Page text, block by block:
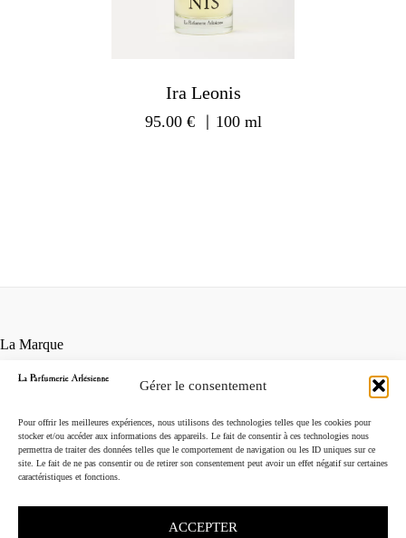
Gérer le consentement
Pour offrir les meilleures expériences, nous utilisons des technologies telles que les cookies pour
stocker et/ou accéder aux informations des appareils. Le fait de consentir à ces technologies nous
permettra de traiter des données telles que le comportement de navigation ou les ID uniques sur ce
site. Le fait de ne pas consentir ou de retirer son consentement peut avoir un effet négatif sur certaines
caractéristiques et fonctions.
ACCEPTER
Ira Leonis
95.00 € ｜100 ml
La Marque
Conditions générales de vente
Mentions légales
Instagram